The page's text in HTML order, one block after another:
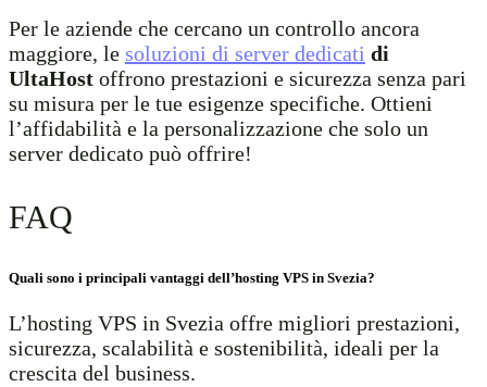
Per le aziende che cercano un controllo ancora
maggiore, le soluzioni di server dedicati di
UltaHost offrono prestazioni e sicurezza senza pari
su misura per le tue esigenze specifiche. Ottieni
l’affidabilità e la personalizzazione che solo un
server dedicato può offrire!
FAQ
Quali sono i principali vantaggi dell’hosting VPS in Svezia?
L’hosting VPS in Svezia offre migliori prestazioni,
sicurezza, scalabilità e sostenibilità, ideali per la
crescita del business.